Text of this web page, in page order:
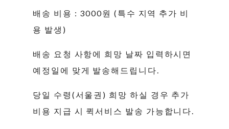
배송 비용 : 3000원 (특수 지역 추가 비
용 발생)
배송 요청 사항에 희망 날짜 입력하시면
예정일에 맞게 발송해드립니다.
당일 수령(서울권) 희망 하실 경우 추가
비용 지급 시 퀵서비스 발송 가능합니다.